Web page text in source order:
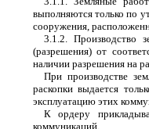
выполняются только по
сооружения,
3.1.2. Производство
(разрешения) от
наличии разрешения на
При производстве
раскопки выдается
эксплуатацию этих
К ордеру
коммуникаций.